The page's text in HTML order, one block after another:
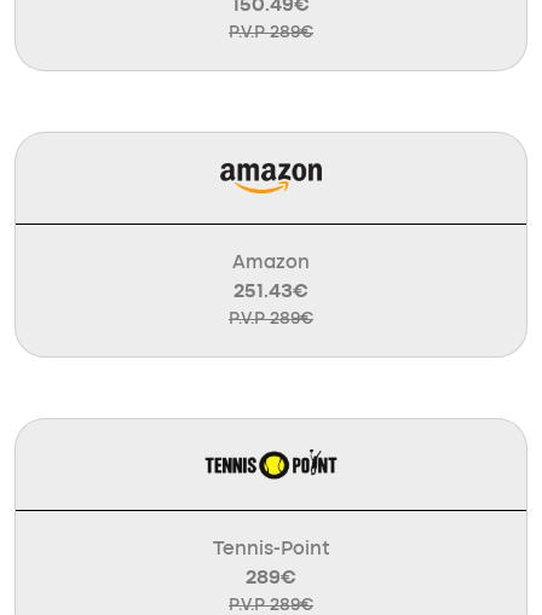
150.49€
P.V.P 289€
Amazon
251.43€
P.V.P 289€
Tennis-Point
289€
P.V.P 289€